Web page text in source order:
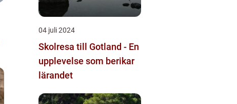
04 juli 2024
Skolresa till Gotland - En
upplevelse som berikar
lärandet